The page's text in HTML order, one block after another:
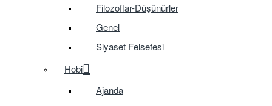
Filozoflar-Düşünürler
Genel
Siyaset Felsefesi
Hobi
Ajanda